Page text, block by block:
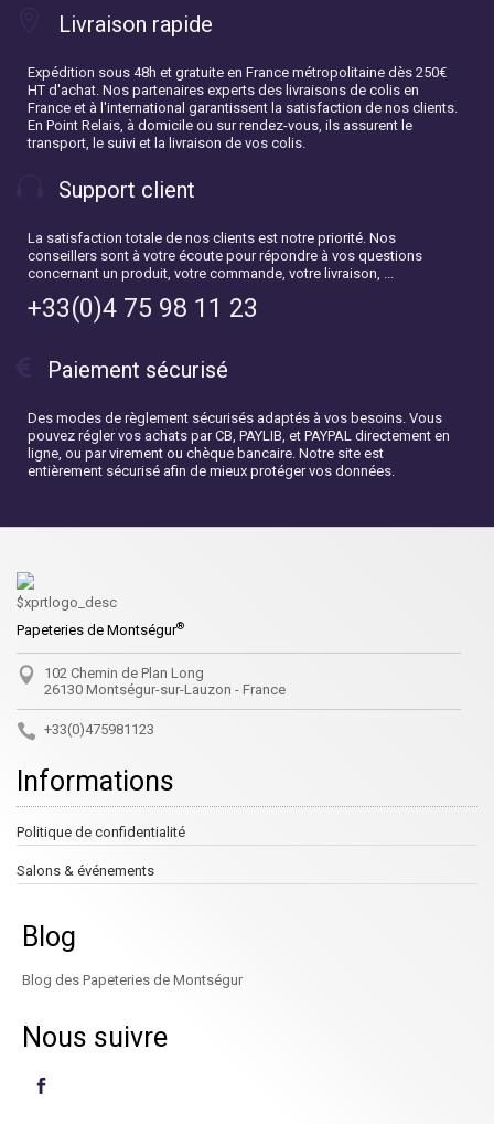
Livraison rapide
Expédition sous 48h et gratuite en France métropolitaine dès 250€
HT d'achat. Nos partenaires experts des livraisons de colis en
France et à l'international garantissent la satisfaction de nos clients.
En Point Relais, à domicile ou sur rendez-vous, ils assurent le
transport, le suivi et la livraison de vos colis.
Support client
La satisfaction totale de nos clients est notre priorité. Nos
conseillers sont à votre écoute pour répondre à vos questions
concernant un produit, votre commande, votre livraison, ...
+33(0)4 75 98 11 23
Paiement sécurisé
Des modes de règlement sécurisés adaptés à vos besoins. Vous
pouvez régler vos achats par CB, PAYLIB, et PAYPAL directement en
ligne, ou par virement ou chèque bancaire. Notre site est
entièrement sécurisé afin de mieux protéger vos données.
Papeteries de Montségur®
102 Chemin de Plan Long
26130 Montségur-sur-Lauzon - France
+33(0)475981123
Informations
Politique de confidentialité
Salons & événements
Blog
Blog des Papeteries de Montségur
Nous suivre